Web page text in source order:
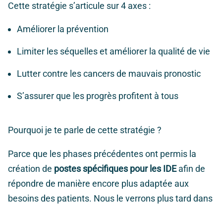
Cette stratégie s’articule sur 4 axes :
Améliorer la prévention
Limiter les séquelles et améliorer la qualité de vie
Lutter contre les cancers de mauvais pronostic
S’assurer que les progrès profitent à tous
Pourquoi je te parle de cette stratégie ?
Parce que les phases précédentes ont permis la
création de postes spécifiques pour les IDEafin de
répondre de manière encore plus adaptée aux
besoins des patients. Nous le verrons plus tard dans